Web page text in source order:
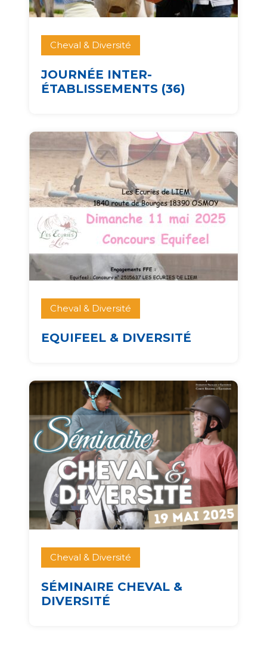
Cheval & Diversité
JOURNÉE INTER-
ÉTABLISSEMENTS (36)
Cheval & Diversité
EQUIFEEL & DIVERSITÉ
Cheval & Diversité
SÉMINAIRE CHEVAL &
DIVERSITÉ